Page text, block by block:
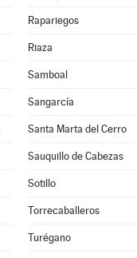
Rapariegos
Riaza
Samboal
Sangarcía
Santa Marta del Cerro
Sauquillo de Cabezas
Sotillo
Torrecaballeros
Turégano